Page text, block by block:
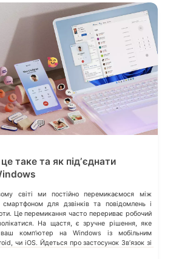
💬
таке та як підʼєднати
світі ми постійно перемикаємося між
для дзвінків та повідомлень і
Це перемикання часто перериває робочий
На щастя, є зручне рішення, яке
ваш компʼютер на Windows із мобільним
чи iOS. Йдеться про застосунок Звʼязок зі
від Microsoft, що перетворює ваш ПК на